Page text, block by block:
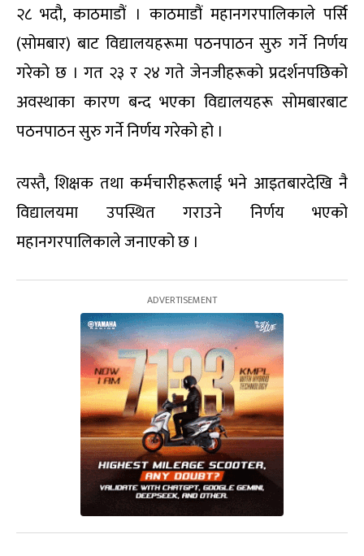
२८ भदौ, काठमाडौं । काठमाडौं महानगरपालिकाले पर्सि
(सोमबार) बाट विद्यालयहरूमा पठनपाठन सुरु गर्ने निर्णय
गरेको छ । गत २३ र २४ गते जेनजीहरूको प्रदर्शनपछिको
अवस्थाका कारण बन्द भएका विद्यालयहरू सोमबारबाट
पठनपाठन सुरु गर्ने निर्णय गरेको हो ।
त्यस्तै, शिक्षक तथा कर्मचारीहरूलाई भने आइतबारदेखि नै
विद्यालयमा उपस्थित गराउने निर्णय भएको
महानगरपालिकाले जनाएको छ ।